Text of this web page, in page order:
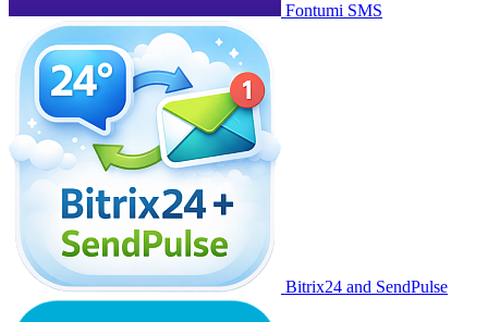
Fontumi SMS
Bitrix24 and SendPulse